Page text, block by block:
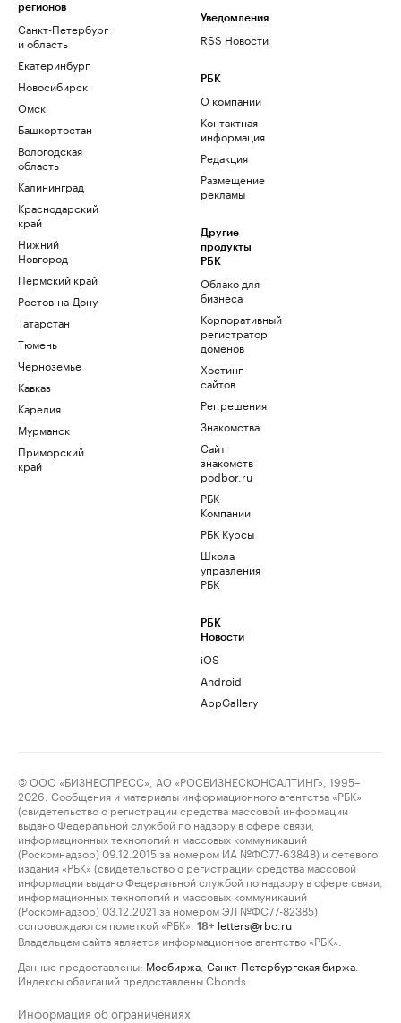
регионов
Санкт-Петербург
и область
Екатеринбург
Новосибирск
Омск
Башкортостан
Вологодская
область
Калининград
Краснодарский
край
Нижний
Новгород
Пермский край
Ростов-на-Дону
Татарстан
Тюмень
Черноземье
Кавказ
Карелия
Мурманск
Приморский
край
Уведомления
RSS Новости
РБК
О компании
Контактная
информация
Редакция
Размещение
рекламы
Другие
продукты
РБК
Облако для
бизнеса
Корпоративный
регистратор
доменов
Хостинг
сайтов
Рег.решения
Знакомства
Сайт
знакомств
podbor.ru
РБК
Компании
РБК Курсы
Школа
управления
РБК
РБК
Новости
iOS
Android
AppGallery
© ООО «БИЗНЕСПРЕСС», АО «РОСБИЗНЕСКОНСАЛТИНГ», 1995–
2026. Сообщения и материалы информационного агентства «РБК»
(свидетельство о регистрации средства массовой информации
выдано Федеральной службой по надзору в сфере связи,
информационных технологий и массовых коммуникаций
(Роскомнадзор) 09.12.2015 за номером ИА №ФС77-63848) и сетевого
издания «РБК» (свидетельство о регистрации средства массовой
информации выдано Федеральной службой по надзору в сфере связи,
информационных технологий и массовых коммуникаций
(Роскомнадзор) 03.12.2021 за номером ЭЛ №ФС77-82385)
сопровождаются пометкой «РБК».
18+ letters@rbc.ru
Владельцем сайта является информационное агентство «РБК».
Данные предоставлены: Мосбиржа Санкт-Петербургская биржа
Индексы облигаций предоставлены Cbonds.
Информация об ограничениях